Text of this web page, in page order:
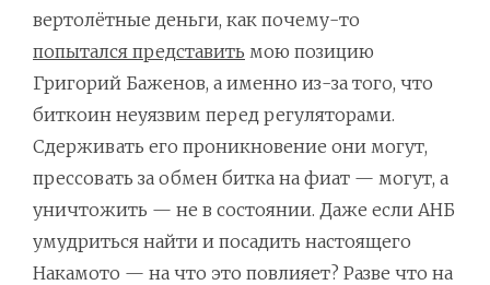
вертолётные деньги, как почему-то
попытался представить мою позицию
Григорий Баженов, а именно из-за того, что
биткоин неуязвим перед регуляторами.
Сдерживать его проникновение они могут,
прессовать за обмен битка на фиат — могут, а
уничтожить — не в состоянии. Даже если АНБ
умудриться найти и посадить настоящего
Накамото — на что это повлияет? Разве что на